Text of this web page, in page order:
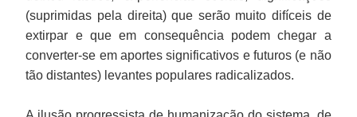
(suprimidas pela direita) que serão muito difíceis de
extirpar e que em consequência podem chegar a
converter-se em aportes significativos e futuros (e não
tão distantes) levantes populares radicalizados.